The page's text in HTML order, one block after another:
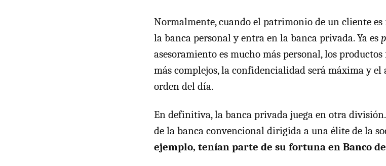
Normalmente, cuando el patrimonio de un cliente
la banca personal y entra en la banca privada. Ya es
asesoramiento es mucho más personal, los
más complejos, la confidencialidad será máxima y el
orden del día.
En definitiva, la banca privada juega en otra
de la banca convencional dirigida a una élite de la
ejemplo, tenían parte de su fortuna en Banco